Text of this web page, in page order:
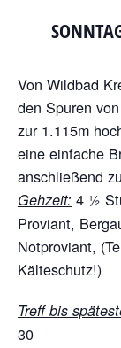
Von Wildbad
den Spuren
zur 1.115m
eine einfache
anschließend
Gehzeit: 4 ½
Proviant,
Notproviant,
Kälteschutz!)
Treff bis
30